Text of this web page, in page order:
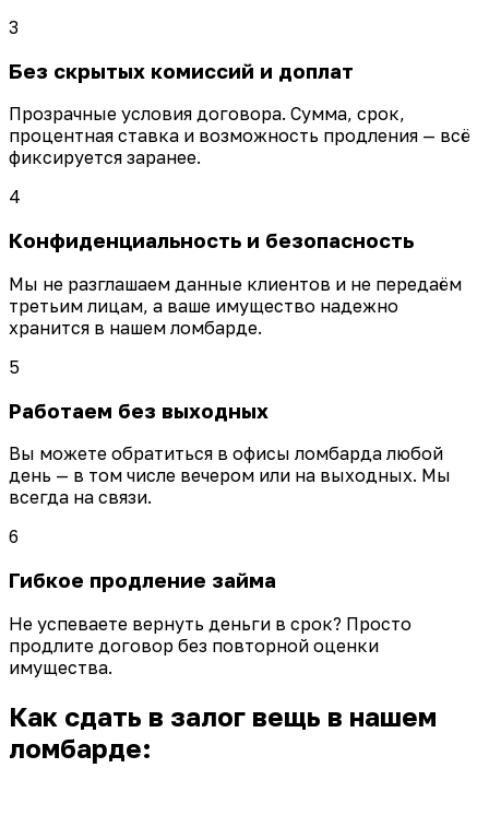
3
Без скрытых комиссий и доплат
Прозрачные условия договора. Сумма, срок,
процентная ставка и возможность продления — всё
фиксируется заранее.
4
Конфиденциальность и безопасность
Мы не разглашаем данные клиентов и не передаём
третьим лицам, а ваше имущество надежно
хранится в нашем ломбарде.
5
Работаем без выходных
Вы можете обратиться в офисы ломбарда любой
день — в том числе вечером или на выходных. Мы
всегда на связи.
6
Гибкое продление займа
Не успеваете вернуть деньги в срок? Просто
продлите договор без повторной оценки
имущества.
Как сдать в залог вещь в нашем
ломбарде: